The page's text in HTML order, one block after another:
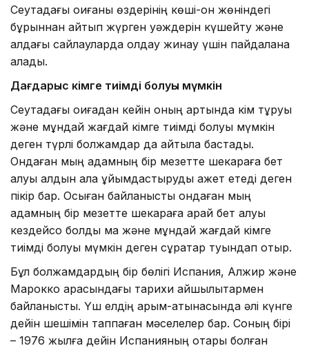
Сеутадағы оқиғаны өздерінің көші-қон жөніндегі
бұрыннан айтып жүрген уәждерін күшейту және
алдағы сайлауларда қолдау жинау үшін пайдалана
алады.
Дағдарыс кімге тиімді болуы мүмкін
Сеутадағы оқиғадан кейін оның артында кім тұруы
және мұндай жағдай кімге тиімді болуы мүмкін
деген түрлі болжамдар да айтыла бастады.
Ондаған мың адамның бір мезетте шекараға бет
алуы алдын ала ұйымдастыруды қажет етеді деген
пікір бар. Осыған байланысты ондаған мың
адамның бір мезетте шекараға қарай бет алуы
кездейсоқ болды ма және мұндай жағдай кімге
тиімді болуы мүмкін деген сұрақтар туындап отыр.
Бұл болжамдардың бір бөлігі Испания, Алжир және
Марокко арасындағы тарихи қайшылықтармен
байланысты. Үш елдің қарым-қатынасында әлі күнге
дейін шешімін таппаған мәселелер бар. Соның бірі
– 1976 жылға дейін Испанияның отары болған